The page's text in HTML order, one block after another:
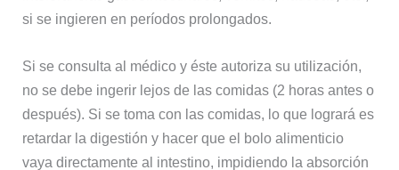
si se ingieren en períodos prolongados.
Si se consulta al médico y éste autoriza su utilización,
no se debe ingerir lejos de las comidas (2 horas antes o
después). Si se toma con las comidas, lo que logrará es
retardar la digestión y hacer que el bolo alimenticio
vaya directamente al intestino, impidiendo la absorción